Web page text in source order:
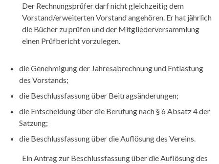
Der Rechnungsprüfer darf nicht gleichzeitig dem
Vorstand/erweiterten Vorstand angehören. Er hat jährlich
die Bücher zu prüfen und der Mitgliederversammlung
einen Prüfbericht vorzulegen.
die Genehmigung der Jahresabrechnung und Entlastung
des Vorstands;
die Beschlussfassung über Beitragsänderungen;
die Entscheidung über die Berufung nach § 6 Absatz 4 der
Satzung;
die Beschlussfassung über die Auflösung des Vereins.
Ein Antrag zur Beschlussfassung über die Auflösung des